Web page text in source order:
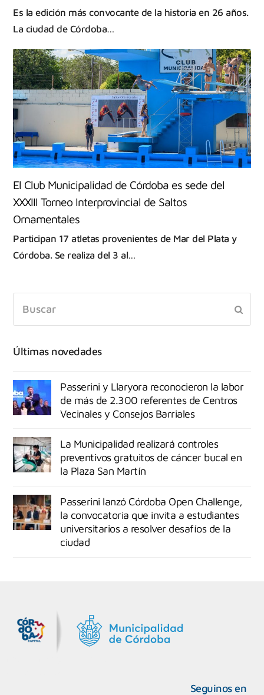
Es la edición más convocante de la historia en 26 años.
La ciudad de Córdoba…
El Club Municipalidad de Córdoba es sede del
XXXIII Torneo Interprovincial de Saltos
Ornamentales
Participan 17 atletas provenientes de Mar del Plata y
Córdoba. Se realiza del 3 al…
Últimas novedades
Passerini y Llaryora reconocieron la labor
de más de 2.300 referentes de Centros
Vecinales y Consejos Barriales
La Municipalidad realizará controles
preventivos gratuitos de cáncer bucal en
la Plaza San Martín
Passerini lanzó Córdoba Open Challenge,
la convocatoria que invita a estudiantes
universitarios a resolver desafíos de la
ciudad
Seguinos en